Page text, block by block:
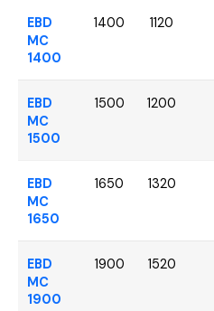
EBD
MC
1400
1400 1120
EBD
MC
1500
1500 1200
EBD
MC
1650
1650 1320
EBD
MC
1900
1900 1520